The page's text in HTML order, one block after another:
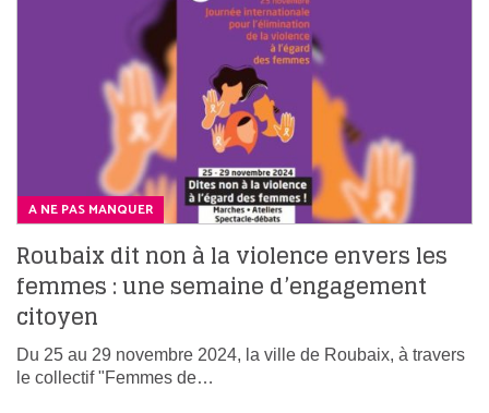
A NE PAS MANQUER
Roubaix dit non à la violence envers les
femmes : une semaine d’engagement
citoyen
Du 25 au 29 novembre 2024, la ville de Roubaix, à travers
le collectif "Femmes de…